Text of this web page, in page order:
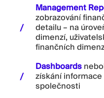
Management
zobrazování
detailu – na
dimenzí,
finančních
Dashboards
získání
společnosti